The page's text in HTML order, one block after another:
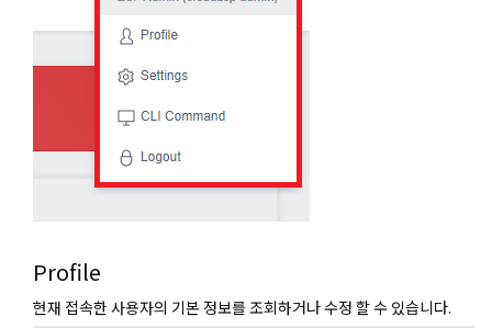
Profile
현재 접속한 사용자의 기본 정보를 조회하거나 수정 할 수 있습니다.